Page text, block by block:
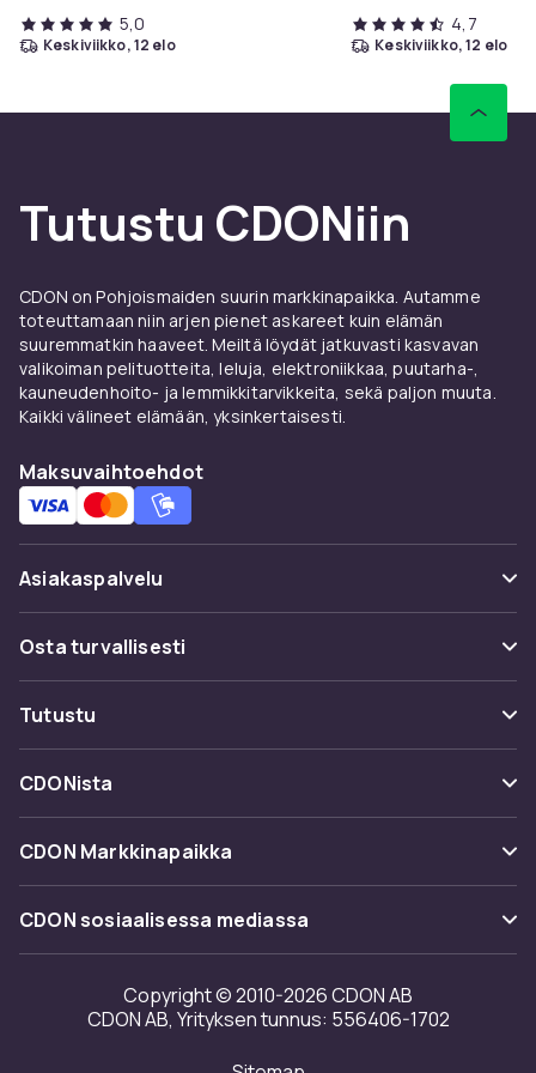
5,0
keskiviikko, 12 elo
4,7
keskiviikko, 12 elo
Tutustu CDONiin
CDON on Pohjoismaiden suurin markkinapaikka. Autamme
toteuttamaan niin arjen pienet askareet kuin elämän
suuremmatkin haaveet. Meiltä löydät jatkuvasti kasvavan
valikoiman pelituotteita, leluja, elektroniikkaa, puutarha-,
kauneudenhoito- ja lemmikkitarvikkeita, sekä paljon muuta.
Kaikki välineet elämään, yksinkertaisesti.
Maksuvaihtoehdot
Asiakaspalvelu
Usein kysyttyä (UKK)
Seuraa pakettia
Ota yhteyttä
Osta turvallisesti
Maksuvaihtoehdot
Toimitus
Takaisinvedot
Tutustu
Kategoriat
Tuotemerkit
CDONista
Tietoa meistä
Asiakasarvionnit
Investor relations
Saavutettavuusseloste
CDON Markkinapaikka
Merchant Help Center
CDON sosiaalisessa mediassa
Copyright © 2010-2026 CDON AB
CDON AB, Yrityksen tunnus: 556406-1702